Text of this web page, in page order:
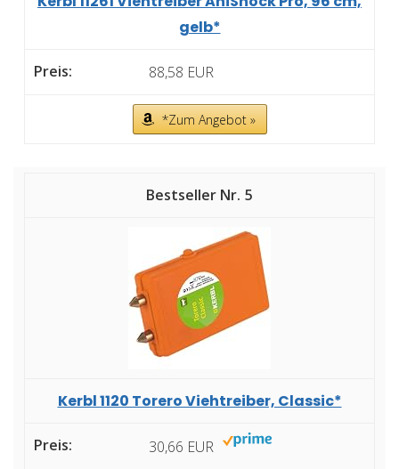
gelb*
88,58 EUR
*Zum Angebot »
5
Kerbl 1120 Torero Viehtreiber, Classic*
30,66 EUR